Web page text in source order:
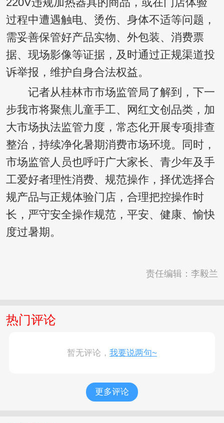
过程中遭遇触电、烫伤、身体不适等问题，
需妥善保管好产品实物、外包装、消费票
据、现场影像等证据，及时通过正规渠道投
诉举报，维护自身合法权益。
记者从桂林市市场监管局了解到，下一
步我市将聚焦儿童手工、网红文创品类，加
大市场执法监管力度，常态化开展专项排查
整治，持续净化暑期消费市场环境。同时，
市场监管人员也呼吁广大家长、青少年及手
工爱好者理性消费、规范操作，择优选择合
规产品与正规体验门店，合理把控操作时
长，严守安全操作规范，平安、健康、愉快
度过暑期。
责任编辑：李毅兰
热门评论
暂无评论， 我要说两句~
更多评论